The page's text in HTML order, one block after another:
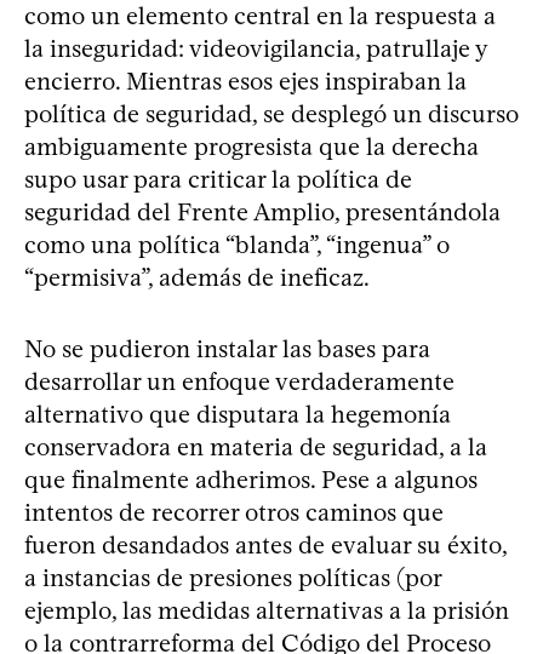
como un elemento central en la respuesta a
la inseguridad: videovigilancia, patrullaje y
encierro. Mientras esos ejes inspiraban la
política de seguridad, se desplegó un discurso
ambiguamente progresista que la derecha
supo usar para criticar la política de
seguridad del Frente Amplio, presentándola
como una política “blanda”, “ingenua” o
“permisiva”, además de ineficaz.
No se pudieron instalar las bases para
desarrollar un enfoque verdaderamente
alternativo que disputara la hegemonía
conservadora en materia de seguridad, a la
que finalmente adherimos. Pese a algunos
intentos de recorrer otros caminos que
fueron desandados antes de evaluar su éxito,
a instancias de presiones políticas (por
ejemplo, las medidas alternativas a la prisión
o la contrarreforma del Código del Proceso